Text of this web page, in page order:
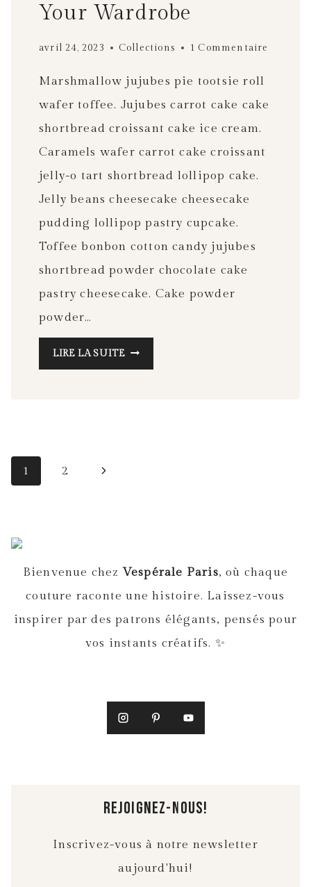
Your Wardrobe
avril 24, 2023 Collections 1 Commentaire
Marshmallow jujubes pie tootsie roll
wafer toffee. Jujubes carrot cake cake
shortbread croissant cake ice cream.
Caramels wafer carrot cake croissant
jelly-o tart shortbread lollipop cake.
Jelly beans cheesecake cheesecake
pudding lollipop pastry cupcake.
Toffee bonbon cotton candy jujubes
shortbread powder chocolate cake
pastry cheesecake. Cake powder
powder…
LIRE LA SUITE THINGS
YOU
Navigation
page
1 2
Page
Bienvenue chez Vespérale Paris, où chaque
couture raconte une histoire. Laissez-vous
inspirer par des patrons élégants, pensés pour
vos instants créatifs. ✨
rejoignez-nous!
Inscrivez-vous à notre newsletter
aujourd'hui!